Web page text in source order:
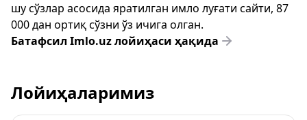
шу сўзлар асосида яратилган имло луғати сайти, 87
000 дан ортиқ сўзни ўз ичига олган.
Батафсил Imlo.uz лойиҳаси ҳақида
Лойиҳаларимиз